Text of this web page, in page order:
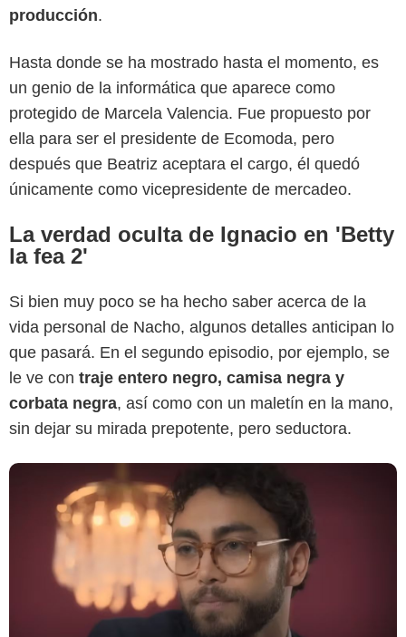
producción.
Hasta donde se ha mostrado hasta el momento, es
un genio de la informática que aparece como
protegido de Marcela Valencia. Fue propuesto por
ella para ser el presidente de Ecomoda, pero
después que Beatriz aceptara el cargo, él quedó
únicamente como vicepresidente de mercadeo.
La verdad oculta de Ignacio en 'Betty
la fea 2'
Si bien muy poco se ha hecho saber acerca de la
vida personal de Nacho, algunos detalles anticipan lo
que pasará. En el segundo episodio, por ejemplo, se
le ve con traje entero negro, camisa negra y
corbata negra, así como con un maletín en la mano,
sin dejar su mirada prepotente, pero seductora.
Amazon Prime